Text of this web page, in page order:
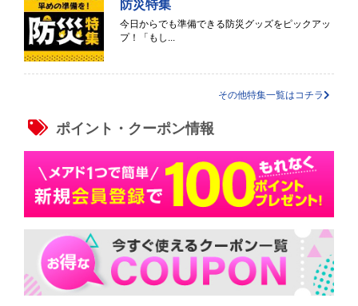
防災特集
今日からでも準備できる防災グッズをピックアッ
プ！「もし...
その他特集一覧はコチラ
ポイント・クーポン情報